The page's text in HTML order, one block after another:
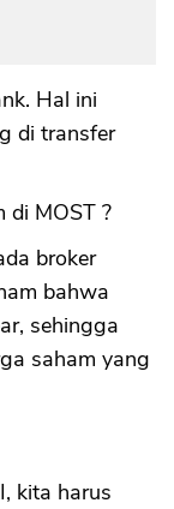
Hal ini
di transfer
di MOST ?
broker
bahwa
sehingga
saham yang
kita harus